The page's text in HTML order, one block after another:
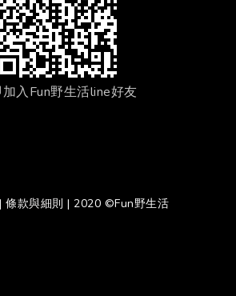
入Fun野生活line好友
| 條款與細則 | 2020 ©Fun野生活